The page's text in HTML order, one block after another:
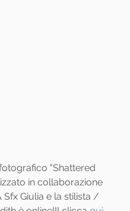
"Shattered
in collaborazione
Sfx Giulia e la stilista /